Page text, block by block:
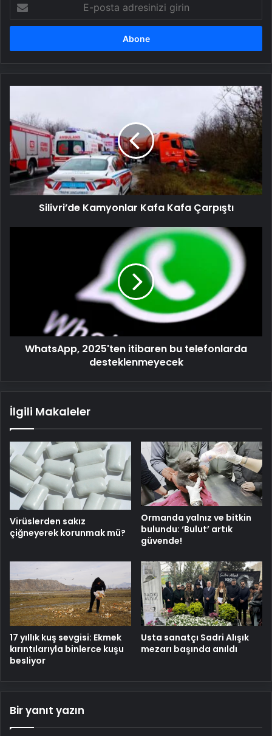
posta
adresinizi
Kafa
Kafa
Çarpıştı
Silivri’de Kamyonlar Kafa Kafa Çarpıştı
desteklenmeyecek
WhatsApp, 2025'ten itibaren bu telefonlarda
desteklenmeyecek
İlgili Makaleler
Virüslerden sakız
çiğneyerek korunmak mü?
Ormanda yalnız ve bitkin
bulundu: ‘Bulut’ artık
güvende!
17 yıllık kuş sevgisi: Ekmek
kırıntılarıyla binlerce kuşu
besliyor
Usta sanatçı Sadri Alışık
mezarı başında anıldı
Bir yanıt yazın